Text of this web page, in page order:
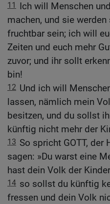
11
Ich will Menschen
machen, und sie
fruchtbar sein; ich will
Zeiten und euch mehr
zuvor; und ihr sollt
bin!
12 Und ich will
lassen, nämlich mein
besitzen, und du sollst
künftig nicht mehr der
13 So spricht GOTT, der
sagen: »Du warst eine
hast dein Volk der
14 so sollst du künftig
fressen und dein Volk